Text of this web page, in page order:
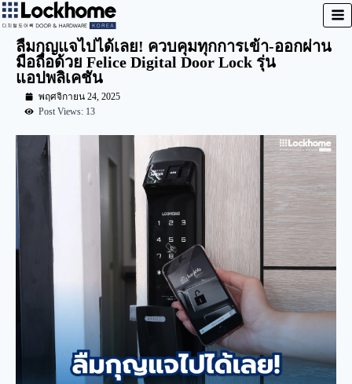
ลืมกุญแจไปได้เลย! ควบคุมทุกการเข้า-ออกผ่าน
มือถือด้วย Felice Digital Door Lock รุ่น
แอปพลิเคชัน
พฤศจิกายน 24, 2025
Post Views: 13